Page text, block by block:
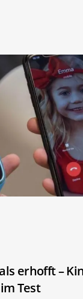
erhofft –
Test